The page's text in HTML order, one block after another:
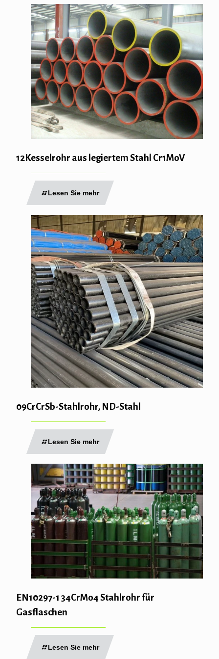
12Kesselrohr aus legiertem Stahl Cr1MoV
Lesen Sie mehr
09CrCrSb-Stahlrohr, ND-Stahl
Lesen Sie mehr
EN10297-1 34CrMo4 Stahlrohr für
Gasflaschen
Lesen Sie mehr